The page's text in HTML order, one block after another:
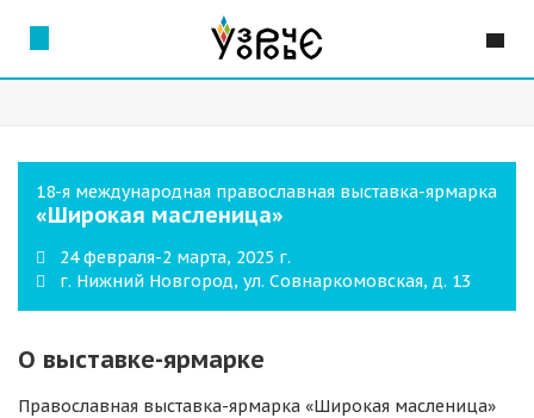
18-я международная православная выставка-ярмарка
«Широкая масленица»
24 февраля-2 марта, 2025 г.
г. Нижний Новгород, ул. Совнаркомовская, д. 13
О выставке-ярмарке
Православная выставка-ярмарка «Широкая масленица»